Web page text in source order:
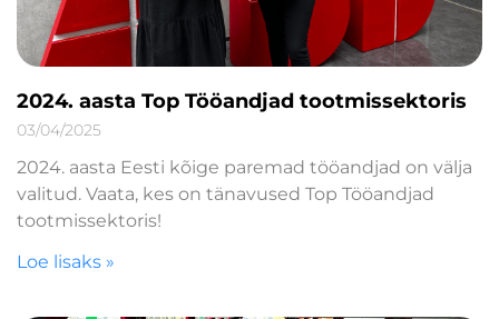
2024. aasta Top Tööandjad tootmissektoris
03/04/2025
2024. aasta Eesti kõige paremad tööandjad on välja
valitud. Vaata, kes on tänavused Top Tööandjad
tootmissektoris!
Loe lisaks »